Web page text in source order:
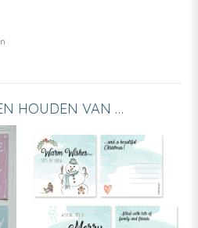
HOUDEN VAN …